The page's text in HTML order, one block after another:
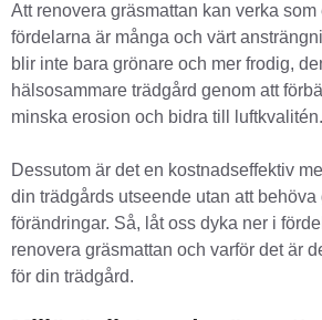
Att renovera gräsmattan kan verka som
fördelarna är många och värt
blir inte bara grönare och mer frodig,
hälsosammare trädgård genom att
minska erosion och bidra till luftkvalitén.
Dessutom är det en kostnadseffektiv
din trädgårds utseende utan att behöva
förändringar. Så, låt oss dyka ner i
renovera gräsmattan och varför det är
för din trädgård.